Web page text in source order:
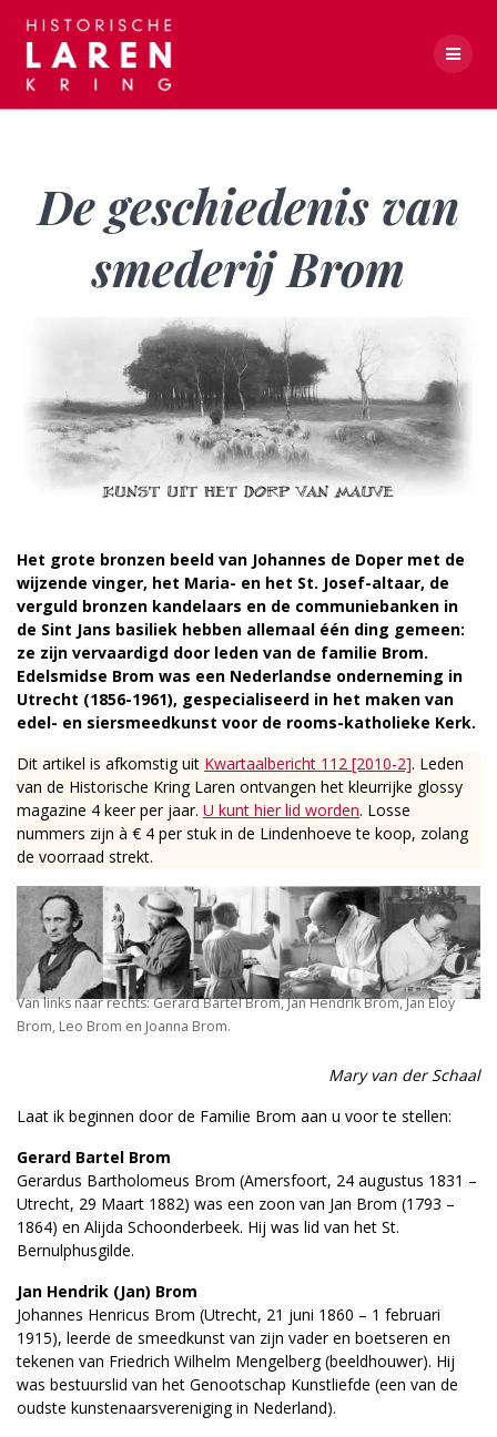
De geschiedenis van
smederij Brom
Het grote bronzen beeld van Johannes de Doper met de
wijzende vinger, het Maria- en het St. Josef-altaar, de
verguld bronzen kandelaars en de communiebanken in
de Sint Jans basiliek hebben allemaal één ding gemeen:
ze zijn vervaardigd door leden van de familie Brom.
Edelsmidse Brom was een Nederlandse onderneming in
Utrecht (1856-1961), gespecialiseerd in het maken van
edel- en siersmeedkunst voor de rooms-katholieke Kerk.
Dit artikel is afkomstig uit Kwartaalbericht 112 [2010-2]. Leden
van de Historische Kring Laren ontvangen het kleurrijke glossy
magazine 4 keer per jaar. U kunt hier lid worden. Losse
nummers zijn à € 4 per stuk in de Lindenhoeve te koop, zolang
de voorraad strekt.
Van links naar rechts: Gerard Bartel Brom, Jan Hendrik Brom, Jan Eloy
Brom, Leo Brom en Joanna Brom.
Mary van der Schaal
Laat ik beginnen door de Familie Brom aan u voor te stellen:
Gerard Bartel Brom
Gerardus Bartholomeus Brom (Amersfoort, 24 augustus 1831 –
Utrecht, 29 Maart 1882) was een zoon van Jan Brom (1793 –
1864) en Alijda Schoonderbeek. Hij was lid van het St.
Bernulphusgilde.
Jan Hendrik (Jan) Brom
Johannes Henricus Brom (Utrecht, 21 juni 1860 – 1 februari
1915), leerde de smeedkunst van zijn vader en boetseren en
tekenen van Friedrich Wilhelm Mengelberg (beeldhouwer). Hij
was bestuurslid van het Genootschap Kunstliefde (een van de
oudste kunstenaarsvereniging in Nederland).